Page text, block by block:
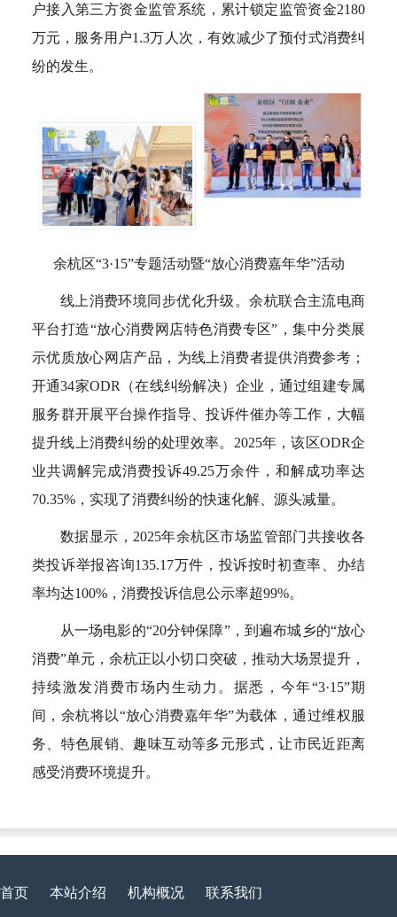
户接入第三方资金监管系统，累计锁定监管资金2180
万元，服务用户1.3万人次，有效减少了预付式消费纠
纷的发生。
余杭区“3·15”专题活动暨“放心消费嘉年华”活动
线上消费环境同步优化升级。余杭联合主流电商
平台打造“放心消费网店特色消费专区”，集中分类展
示优质放心网店产品，为线上消费者提供消费参考；
开通34家ODR（在线纠纷解决）企业，通过组建专属
服务群开展平台操作指导、投诉件催办等工作，大幅
提升线上消费纠纷的处理效率。2025年，该区ODR企
业共调解完成消费投诉49.25万余件，和解成功率达
70.35%，实现了消费纠纷的快速化解、源头减量。
数据显示，2025年余杭区市场监管部门共接收各
类投诉举报咨询135.17万件，投诉按时初查率、办结
率均达100%，消费投诉信息公示率超99%。
从一场电影的“20分钟保障”，到遍布城乡的“放心
消费”单元，余杭正以小切口突破，推动大场景提升，
持续激发消费市场内生动力。据悉，今年“3·15”期
间，余杭将以“放心消费嘉年华”为载体，通过维权服
务、特色展销、趣味互动等多元形式，让市民近距离
感受消费环境提升。
首页 本站介绍 机构概况 联系我们